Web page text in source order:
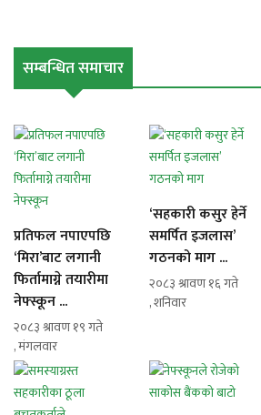
सम्बन्धित समाचार
प्रतिफल नपाएपछि
‘मिरा’बाट लगानी
फिर्तामाग्ने तयारीमा
नेफ्स्कून ...
२०८३ श्रावण १९ गते
, मंगलवार
‘सहकारी कसुर हेर्ने
समर्पित इजलास’
गठनको माग ...
२०८३ श्रावण १६ गते
, शनिवार